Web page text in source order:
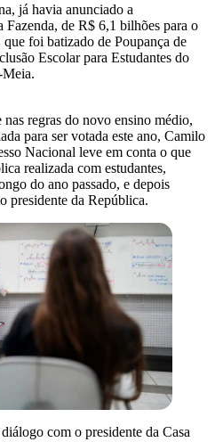
já havia anunciado a
de R$ 6,1 bilhões para o
foi batizado de Poupança de
Escolar para Estudantes do
regras do novo ensino médio,
para ser votada este ano, Camilo
Nacional leve em conta o que
realizada com estudantes,
do ano passado, e depois
presidente da República.
com o presidente da Casa